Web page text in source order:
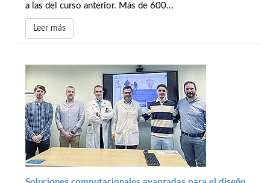
a las del curso anterior. Más de 600...
Leer más